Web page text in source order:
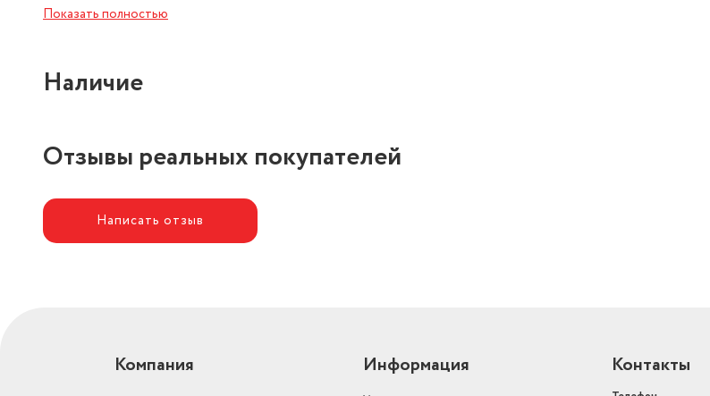
Показать полностью
Наличие
Отзывы реальных покупателей
Написать отзыв
Компания Информация Контакты